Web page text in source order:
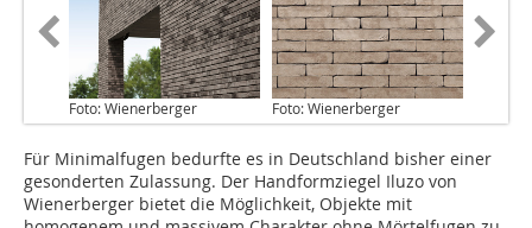
Foto: Wienerberger Foto: Wienerberger
Für Minimalfugen bedurfte es in Deutschland bisher einer
gesonderten Zu­lassung. Der Handformziegel Iluzo von
Wienerberger bietet die Möglichkeit, Objekte mit